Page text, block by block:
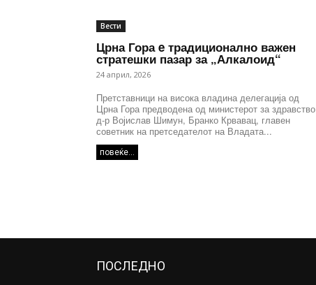
Вести
Црна Гора e традиционално важен
стратешки пазар за „Алкалоид“
24 април, 2026
Претставници на висока владина делегација од
Црна Гора предводена од министерот за здравство
д-р Војислав Шимун, Бранко Крвавац, главен
советник на претседателот на Владата...
повеќе...
ПОСЛЕДНО